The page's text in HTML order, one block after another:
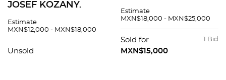
JOSEF KOZANY.
JARDÍN. Óleo sobre
Estimate
MXN$12,000 - MXN$18,000
Unsold
x 66 cm.
Estimate
MXN$18,000 - MXN$25,000
1 Bid
Sold for
MXN$15,000